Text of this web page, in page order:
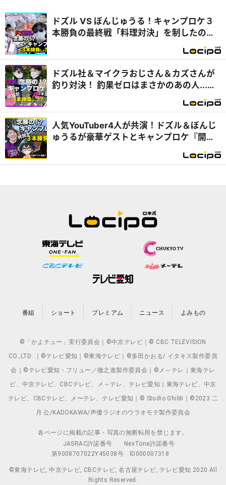
ドズル VS ぼんじゅうる！キャンプロケ３
本勝負の最終戦「料理対決」を制したの
ドズル社＆マイクラおじさん＆カズさんが
釣り対決！ 釣果ゼロはまさかのあの人...
人気YouTuber4人が共演！ドズル＆ぼんじ
ゅうるが豪華ゲストとキャンプロケ『開
番組 ショート プレミアム ニュース よみもの
©「かよチュー」実行委員会｜©中京テレビ｜© CBC TELEVISION
CO.,LTD. ｜©テレビ愛知｜©東海テレビ｜©多田かおる/ イタキス製作委員
会｜©テレビ愛知・フリュー／徹之進製作委員会｜©メ～テレ｜東海テレ
ビ、中京テレビ、CBCテレビ、メ～テレ、テレビ愛知｜東海テレビ、中京
テレビ、CBCテレビ、メ〜テレ、テレビ愛知｜© Studio Ghibli｜©2023 二
月 公/KADOKAWA/声優ラジオのウラオモテ製作委員会
各ページに掲載の記事・写真の無断転用を禁じます。
JASRAC許諾番号
NexTone許諾番号
第9008707022Y45038号
ID000007318
©東海テレビ, 中京テレビ, CBCテレビ, 名古屋テレビ, テレビ愛知 2020 All
Rights Reserved.